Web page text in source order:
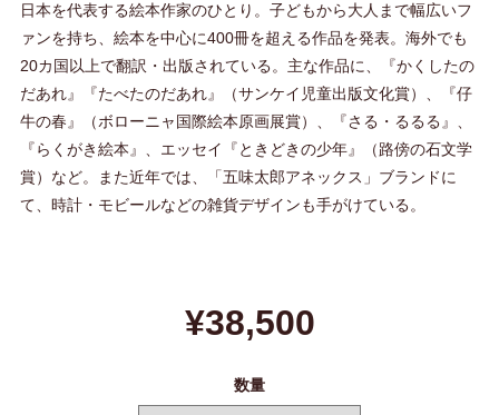
日本を代表する絵本作家のひとり。子どもから大人まで幅広いフ
ァンを持ち、絵本を中心に400冊を超える作品を発表。海外でも
20カ国以上で翻訳・出版されている。主な作品に、『かくしたの
だあれ』『たべたのだあれ』（サンケイ児童出版文化賞）、『仔
牛の春』（ボローニャ国際絵本原画展賞）、『さる・るるる』、
『らくがき絵本』、エッセイ『ときどきの少年』（路傍の石文学
賞）など。また近年では、「五味太郎アネックス」ブランドに
て、時計・モビールなどの雑貨デザインも手がけている。
¥38,500
数量